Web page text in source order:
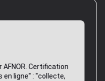
Certification
ligne" : "collecte,